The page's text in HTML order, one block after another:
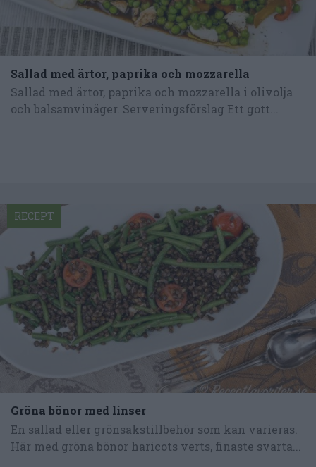
Sallad med ärtor, paprika och mozzarella
Sallad med ärtor, paprika och mozzarella i olivolja
och balsamvinäger. Serveringsförslag Ett gott...
Gröna bönor med linser
En sallad eller grönsakstillbehör som kan varieras.
Här med gröna bönor haricots verts, finaste svarta...
RECEPT